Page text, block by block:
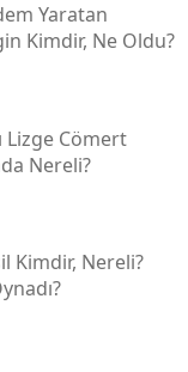
Yaratan
Kimdir, Ne Oldu?
Lizge Cömert
Nereli?
Kimdir, Nereli?